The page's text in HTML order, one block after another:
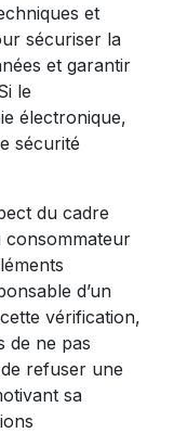
et
sécuriser la
et garantir
le
électronique,
sécurité
du cadre
consommateur
d’un
vérification,
de ne pas
refuser une
sa